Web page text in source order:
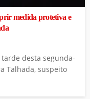
medida protetiva e
desta segunda-
Talhada, suspeito